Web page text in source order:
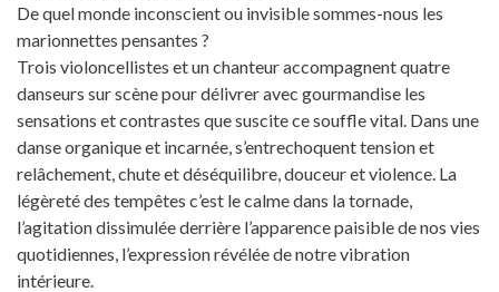
De quel monde inconscient ou invisible sommes-nous les
marionnettes pensantes ?
Trois violoncellistes et un chanteur accompagnent quatre
danseurs sur scène pour délivrer avec gourmandise les
sensations et contrastes que suscite ce souffle vital. Dans une
danse organique et incarnée, s’entrechoquent tension et
relâchement, chute et déséquilibre, douceur et violence. La
légèreté des tempêtes c’est le calme dans la tornade,
l’agitation dissimulée derrière l’apparence paisible de nos vies
quotidiennes, l’expression révélée de notre vibration
intérieure.